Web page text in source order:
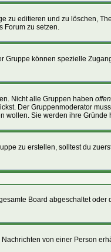
zu editieren und zu löschen,
Forum zu setzen.
können spezielle
Nicht alle Gruppen haben
Der Gruppenmoderator
wollen. Sie werden ihre Gründe
zu erstellen, solltest du
Board abgeschaltet
von einer Person